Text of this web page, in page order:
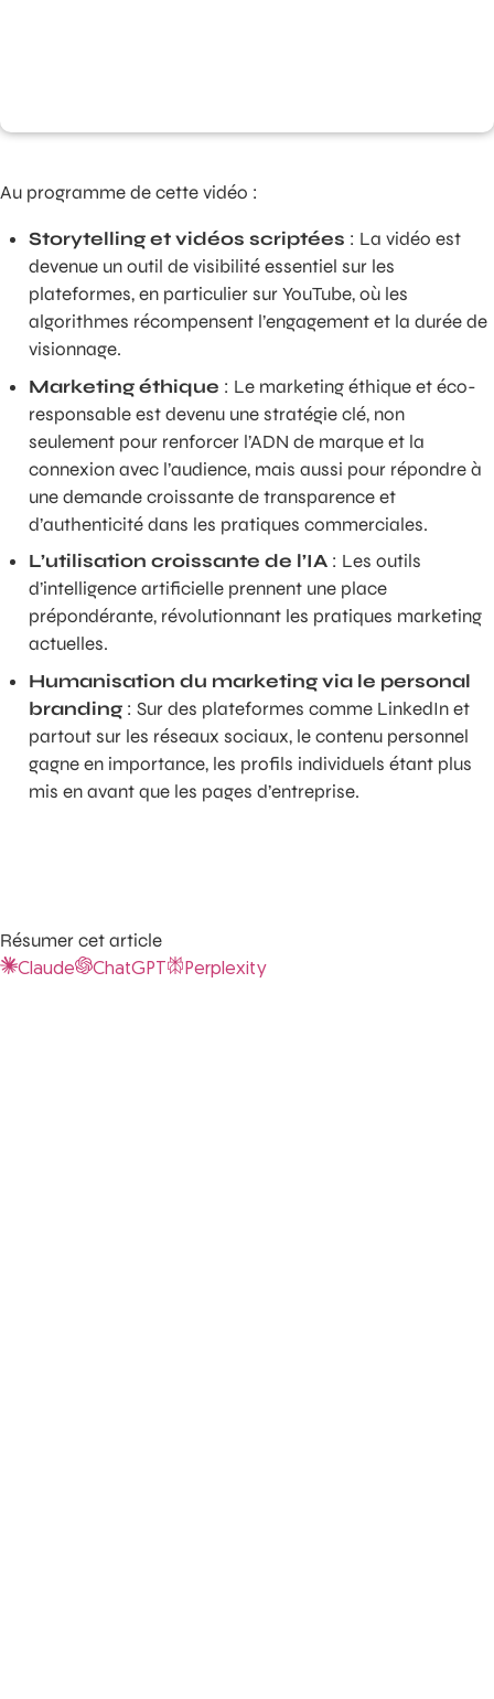
Au programme de cette vidéo :
Storytelling et vidéos scriptées : La vidéo est
devenue un outil de visibilité essentiel sur les
plateformes, en particulier sur YouTube, où les
algorithmes récompensent l’engagement et la durée de
visionnage.
Marketing éthique : Le marketing éthique et éco-
responsable est devenu une stratégie clé, non
seulement pour renforcer l’ADN de marque et la
connexion avec l’audience, mais aussi pour répondre à
une demande croissante de transparence et
d’authenticité dans les pratiques commerciales.
L’utilisation croissante de l’IA: Les outils
d’intelligence artificielle prennent une place
prépondérante, révolutionnant les pratiques marketing
actuelles.
Humanisation du marketing via le personal
branding: Sur des plateformes comme LinkedIn et
partout sur les réseaux sociaux, le contenu personnel
gagne en importance, les profils individuels étant plus
mis en avant que les pages d’entreprise.
Résumer cet article
Claude ChatGPT Perplexity